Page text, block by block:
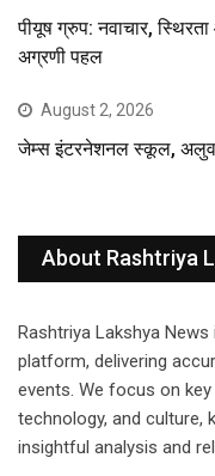
पीयूष ग्रुप: नवाचार,
अग्रणी पहल
August 2, 2026
जेम्स इंटरनेशनल स्कूल,
About Rashtriya
Rashtriya Lakshya
platform, delivering
events. We focus on
technology, and culture,
insightful analysis and